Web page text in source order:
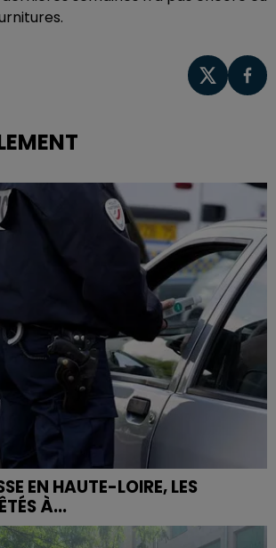
EN HAUTE-LOIRE, LES
À...